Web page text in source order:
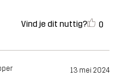
Vind je dit nuttig? 0
13 mei 2024